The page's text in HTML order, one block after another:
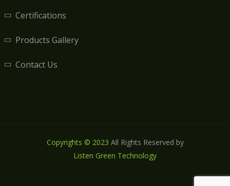
Certifications
Products Gallery
Contact Us
Copyrights © 2023 All Rights Reserved by
Listen Green Technology